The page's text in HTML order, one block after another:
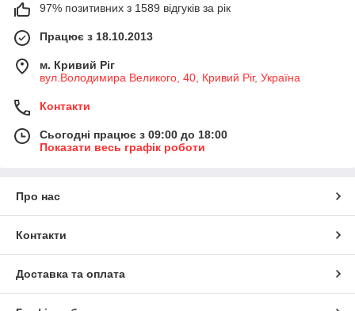
97% позитивних з 1589 відгуків за рік
Працює з 18.10.2013
м. Кривий Ріг
вул.Володимира Великого, 40, Кривий Ріг, Україна
Контакти
Сьогодні працює з 09:00 до 18:00
Показати весь графік роботи
Про нас
Контакти
Доставка та оплата